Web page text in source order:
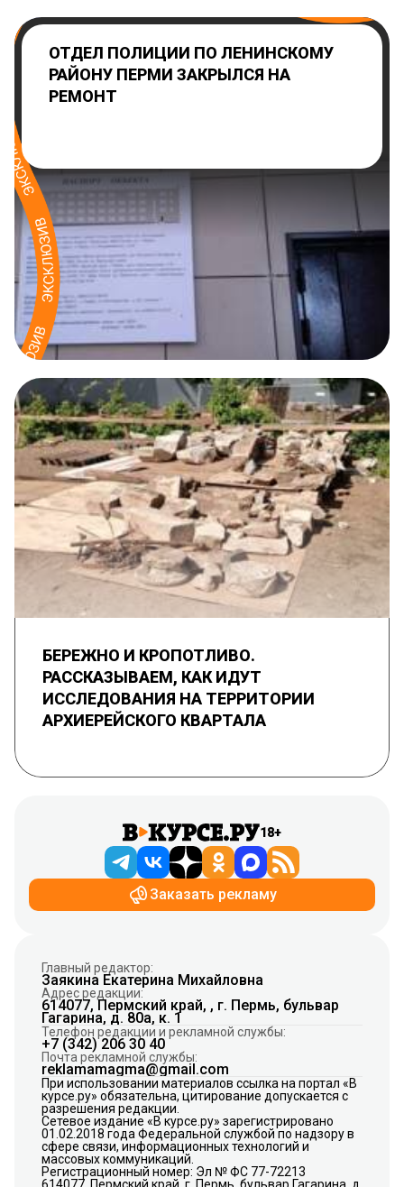
ОТДЕЛ ПОЛИЦИИ ПО ЛЕНИНСКОМУ
РАЙОНУ ПЕРМИ ЗАКРЫЛСЯ НА
РЕМОНТ
БЕРЕЖНО И КРОПОТЛИВО.
РАССКАЗЫВАЕМ, КАК ИДУТ
ИССЛЕДОВАНИЯ НА ТЕРРИТОРИИ
АРХИЕРЕЙСКОГО КВАРТАЛА
18+
Заказать рекламу
Главный редактор:
Заякина Екатерина Михайловна
Адрес редакции:
614077, Пермский край, , г. Пермь, бульвар
Гагарина, д. 80а, к. 1
Телефон редакции и рекламной службы:
+7 (342) 206 30 40
Почта рекламной службы:
reklamamagma@gmail.com
При использовании материалов ссылка на портал «В
курсе.ру» обязательна, цитирование допускается с
разрешения редакции.
Сетевое издание «В курсе.ру» зарегистрировано
01.02.2018 года Федеральной службой по надзору в
сфере связи, информационных технологий и
массовых коммуникаций.
Регистрационный номер: Эл № ФС 77-72213